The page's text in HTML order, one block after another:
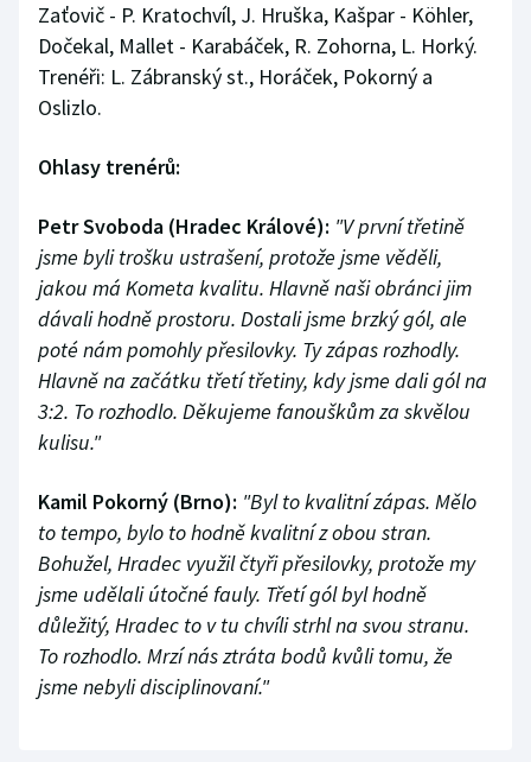
Zaťovič - P. Kratochvíl, J. Hruška, Kašpar - Köhler,
Dočekal, Mallet - Karabáček, R. Zohorna, L. Horký.
Trenéři: L. Zábranský st., Horáček, Pokorný a
Oslizlo.
Ohlasy trenérů:
Petr Svoboda (Hradec Králové): "V první třetině
jsme byli trošku ustrašení, protože jsme věděli,
jakou má Kometa kvalitu. Hlavně naši obránci jim
dávali hodně prostoru. Dostali jsme brzký gól, ale
poté nám pomohly přesilovky. Ty zápas rozhodly.
Hlavně na začátku třetí třetiny, kdy jsme dali gól na
3:2. To rozhodlo. Děkujeme fanouškům za skvělou
kulisu."
Kamil Pokorný (Brno): "Byl to kvalitní zápas. Mělo
to tempo, bylo to hodně kvalitní z obou stran.
Bohužel, Hradec využil čtyři přesilovky, protože my
jsme udělali útočné fauly. Třetí gól byl hodně
důležitý, Hradec to v tu chvíli strhl na svou stranu.
To rozhodlo. Mrzí nás ztráta bodů kvůli tomu, že
jsme nebyli disciplinovaní."